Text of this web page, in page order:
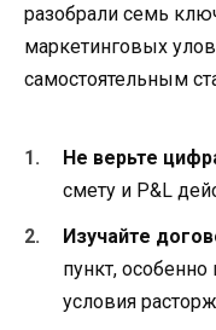
разобрали семь
маркетинговых
самостоятельным
Не верьте
смету и P&L
Изучайте
пункт,
условия